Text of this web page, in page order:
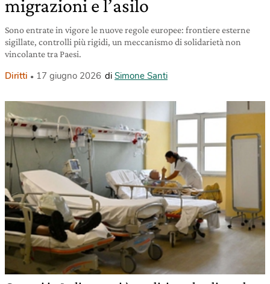
migrazioni e l’asilo
Sono entrate in vigore le nuove regole europee: frontiere esterne
sigillate, controlli più rigidi, un meccanismo di solidarietà non
vincolante tra Paesi.
Diritti 17 giugno 2026 di Simone Santi